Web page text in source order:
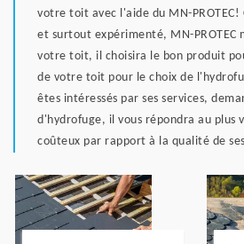
votre toit avec l'aide du MN-
et surtout expérimenté, MN-
votre toit, il choisira le bon produit
de votre toit pour le choix de
êtes intéressés par ses services,
d'hydrofuge, il vous répondra au plus
coûteux par rapport à la qualité de